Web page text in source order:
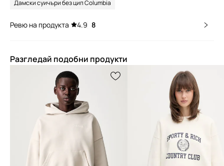
Дамски суичъри без цип Columbia
Ревю на продукта 4.9 8
Разгледай подобни продукти